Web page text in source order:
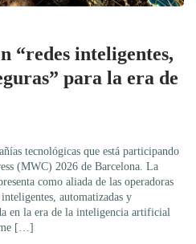
“redes inteligentes,
para la era de
tecnológicas que está participando
(MWC) 2026 de Barcelona. La
como aliada de las operadoras
automatizadas y
en la era de la inteligencia artificial
[…]